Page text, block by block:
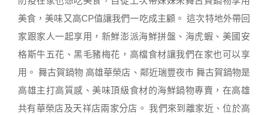
美食，美味又高CP值讓我們一吃成主顧。 這次特地外帶回
家跟家人一起享用，新鮮澎派海鮮拼盤、海虎蝦、美國安
格斯牛五花、黑毛豬梅花，高檔食材讓我們在家也可以享
用。 舞古賀鍋物 高雄華榮店、鄰近瑞豐夜市 舞古賀鍋物是
高雄主打高質感、美味頂級食材的海鮮鍋物專賣，在高雄
共有華榮店及天祥店兩家分店。 我們來到離家近、位於高